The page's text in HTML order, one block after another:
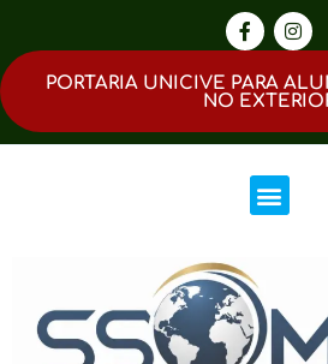
PORTARIA UNICIVE PARA
NO